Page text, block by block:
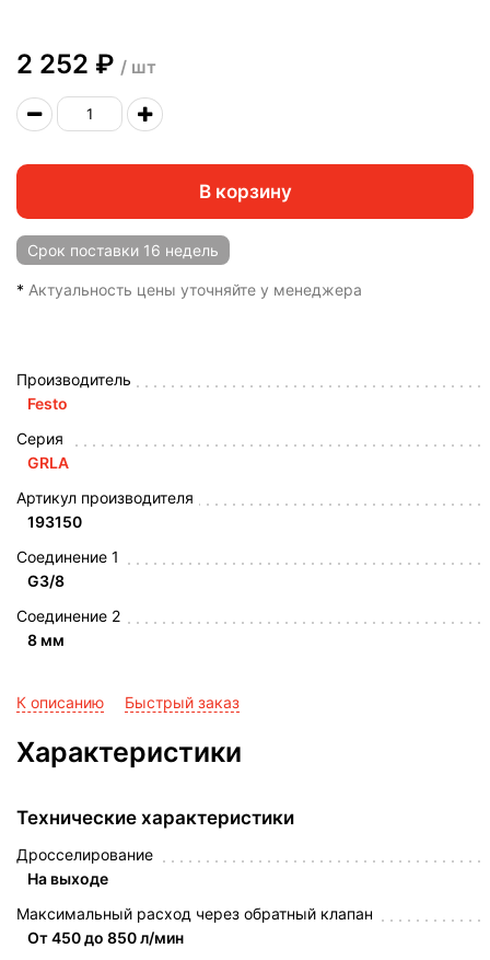
2 252 ₽ / шт
В корзину
Срок поставки 16 недель
* Актуальность цены уточняйте у менеджера
Производитель
Festo
Серия
GRLA
Артикул производителя
193150
Соединение 1
G3/8
Соединение 2
8 мм
К описанию Быстрый заказ
Характеристики
Технические характеристики
Дросселирование
На выходе
Максимальный расход через обратный клапан
От 450 до 850 л/мин